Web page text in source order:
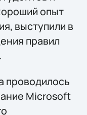
опыт
выступили в
правил
проводилось
Microsoft